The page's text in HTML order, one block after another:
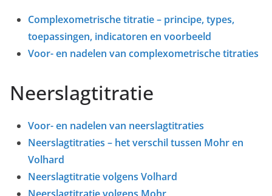
Complexometrische titratie – principe, types,
toepassingen, indicatoren en voorbeeld
Voor- en nadelen van complexometrische titraties
Neerslagtitratie
Voor- en nadelen van neerslagtitraties
Neerslagtitraties – het verschil tussen Mohr en
Volhard
Neerslagtitratie volgens Volhard